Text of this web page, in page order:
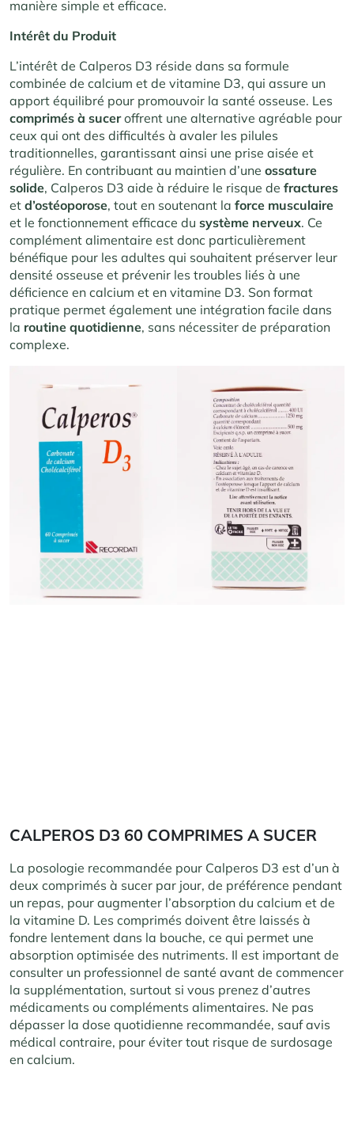
manière simple et efficace.
Intérêt du Produit
L’intérêt de Calperos D3 réside dans sa formule
combinée de calcium et de vitamine D3, qui assure un
apport équilibré pour promouvoir la santé osseuse. Les
comprimés à suceroffrent une alternative agréable pour
ceux qui ont des difficultés à avaler les pilules
traditionnelles, garantissant ainsi une prise aisée et
régulière. En contribuant au maintien d’une ossature
solide, Calperos D3 aide à réduire le risque de fractures
et d’ostéoporose, tout en soutenant la force musculaire
et le fonctionnement efficace du système nerveux. Ce
complément alimentaire est donc particulièrement
bénéfique pour les adultes qui souhaitent préserver leur
densité osseuse et prévenir les troubles liés à une
déficience en calcium et en vitamine D3. Son format
pratique permet également une intégration facile dans
la routine quotidienne, sans nécessiter de préparation
complexe.
CALPEROS D3 60 COMPRIMES A SUCER
La posologie recommandée pour Calperos D3 est d’un à
deux comprimés à sucer par jour, de préférence pendant
un repas, pour augmenter l’absorption du calcium et de
la vitamine D. Les comprimés doivent être laissés à
fondre lentement dans la bouche, ce qui permet une
absorption optimisée des nutriments. Il est important de
consulter un professionnel de santé avant de commencer
la supplémentation, surtout si vous prenez d’autres
médicaments ou compléments alimentaires. Ne pas
dépasser la dose quotidienne recommandée, sauf avis
médical contraire, pour éviter tout risque de surdosage
en calcium.